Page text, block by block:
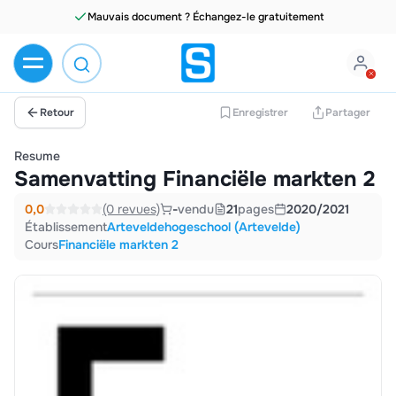
Mauvais document ? Échangez-le gratuitement
Retour Enregistrer Partager
Resume
Samenvatting Financiële markten 2
0,0 (0 revues) -vendu 21pages
2020/2021
ÉtablissementArteveldehogeschool (Artevelde)
CoursFinanciële markten 2